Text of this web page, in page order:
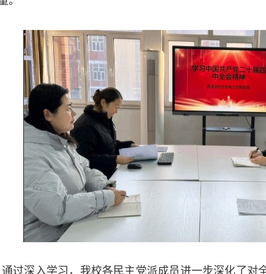
通过深入学习，我校各民主党派成员进一步深化了对